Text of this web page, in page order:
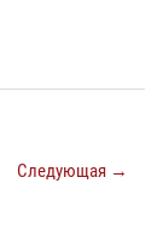
Следующая →